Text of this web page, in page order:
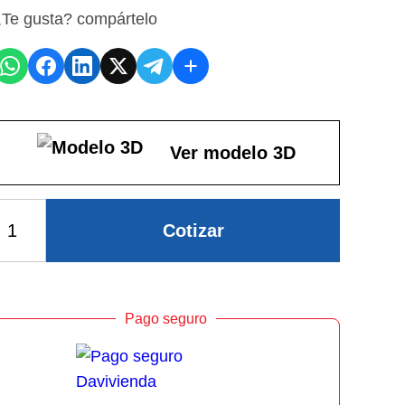
gusta? compártelo
Ver modelo 3D
Cotizar
Pago seguro